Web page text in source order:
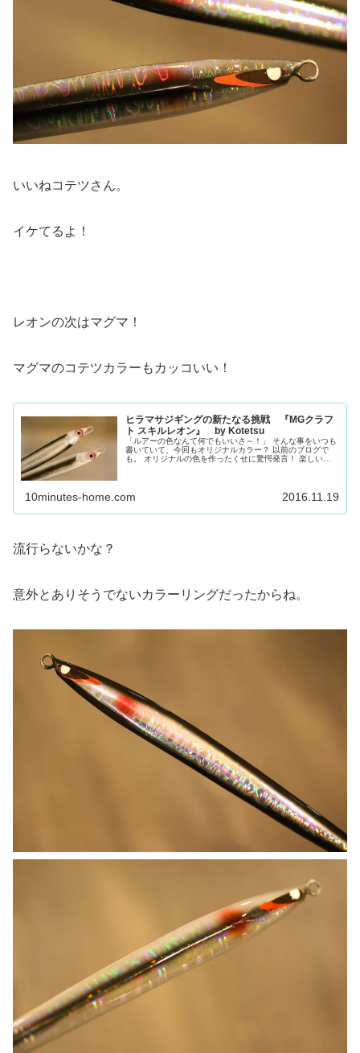
いいねコテツさん。
イケてるよ！
レオンの次はマグマ！
マグマのコテツカラーもカッコいい！
ヒラマサジギングの新たなる挑戦 『MGクラフ
ト スキルレオン』 by Kotetsu
「ルアーの色なんて何でもいいさ～！」 そんな事をいつも
書いていて、今回もオリジナルカラー？ 以前のブログで
も。 オリジナルの色を作ったくせに驚愕発言！ 楽しい釣
10minutes-home.com 2016.11.19
流行らないかな？
意外とありそうでないカラーリングだったからね。